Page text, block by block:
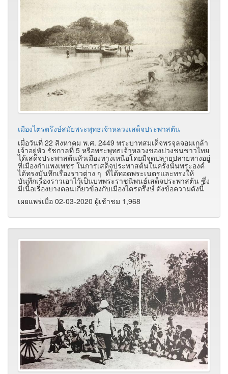
เมืองไตรตรึงษ์สมัยพระพุทธเจ้าหลวงเสด็จประพาสต้น
เมื่อวันที่ 22 สิงหาคม พ.ศ. 2449 พระบาทสมเด็จพรจุลจอมเกล้า
เจ้าอยู่หัว รัชกาลที่ 5 หรือพระพุทธเจ้าหลวงของปวงชนชาวไทย
ได้เสด็จประพาสต้นหัวเมืองทางเหนือโดยมีจุดปลายปลายทางอยู่
ที่เมืองกำแพงเพชร ในการเสด็จประพาสต้นในครั้งนั้นพระองค์
ได้ทรงบันทึกเรื่องราวต่าง ๆ ที่ได้ทอดพระเนตรและทรงให้
บันทึกเรื่องราวเอาไว้เป็นบทพระราชนิพนธ์เสด็จประพาสต้น ซึ่ง
มีเนื้อเรื่องบางตอนเกี่ยวข้องกับเมืองไตรตรึงษ์ ดังข้อความดังนี้
เผยแพร่เมื่อ 02-03-2020 ผู้เช้าชม 1,968